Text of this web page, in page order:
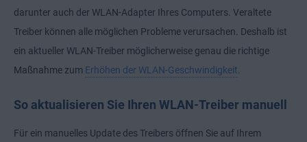
darunter auch der WLAN-Adapter Ihres Computers. Veraltete
Treiber können alle möglichen Probleme verursachen. Deshalb ist
ein aktueller WLAN-Treiber möglicherweise genau die richtige
Maßnahme zum Erhöhen der WLAN-Geschwindigkeit
So aktualisieren Sie Ihren WLAN-Treiber manuell
Für ein manuelles Update des Treibers öffnen Sie auf Ihrem